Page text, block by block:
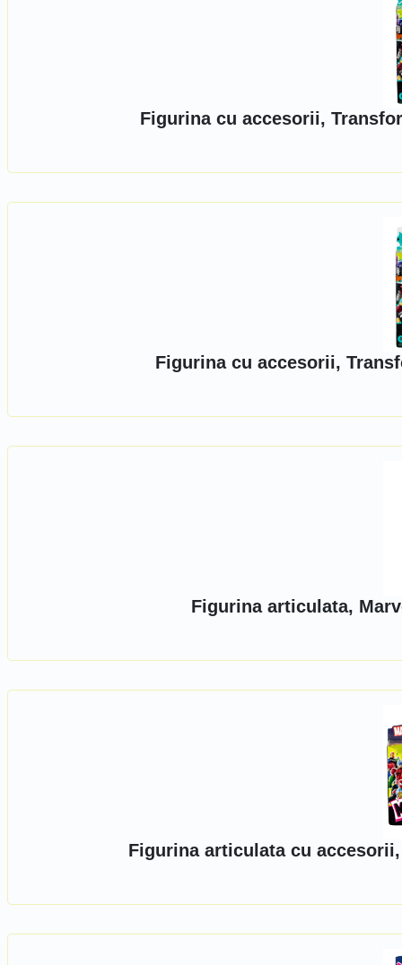
Figurina cu accesorii,
Figurina cu accesorii,
Figurina articulata,
Figurina articulata cu